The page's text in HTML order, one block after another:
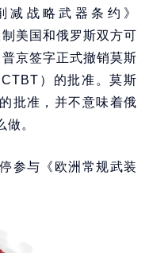
战略武器条约》
美国和俄罗斯双方可
京签字正式撤销莫斯
）的批准。莫斯
批准，并不意味着俄
。
参与《欧洲常规武装